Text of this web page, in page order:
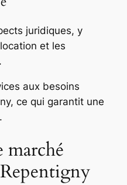
juridiques, y
et les
aux besoins
ce qui garantit une
marché